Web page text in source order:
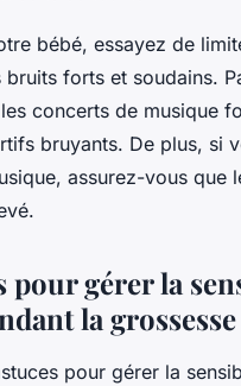
bébé, essayez de
forts et soudains.
concerts de musique
bruyants. De plus, si
assurez-vous que
pour gérer la
la grossesse
pour gérer la